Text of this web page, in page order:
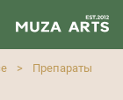
>
Препараты